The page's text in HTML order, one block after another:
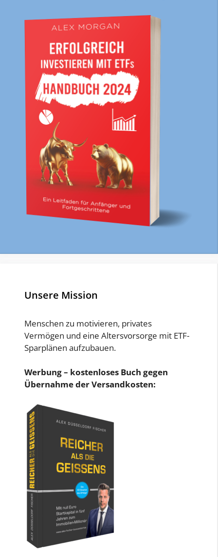
Unsere Mission
Menschen zu motivieren, privates
Vermögen und eine Altersvorsorge mit ETF-
Sparplänen aufzubauen.
Werbung – kostenloses Buch gegen
Übernahme der Versandkosten: